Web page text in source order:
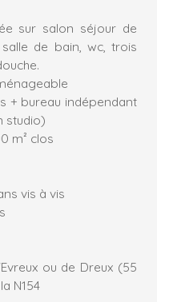
sur salon séjour de
de bain, wc, trois
+ bureau indépendant
studio)
m² clos
vis à vis
ou de Dreux (55
N154